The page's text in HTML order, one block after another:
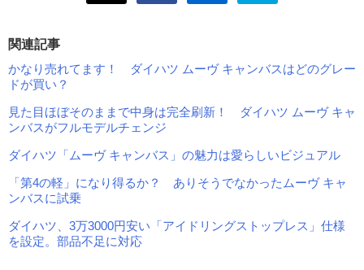
関連記事
かなり売れてます！ ダイハツ ムーヴ キャンバスはどのグレー
ドが買い？
見た目ほぼそのままで中身は完全刷新！ ダイハツ ムーヴ キャ
ンバスがフルモデルチェンジ
ダイハツ「ムーヴ キャンバス」の魅力は愛らしいビジュアル
「第4の軽」になり得るか？ ありそうでなかったムーヴ キャ
ンバスに試乗
ダイハツ、3万3000円安い「アイドリングストップレス」仕様
を設定。部品不足に対応